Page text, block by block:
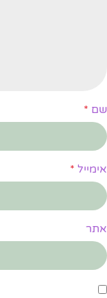
שם *
אימייל *
אתר